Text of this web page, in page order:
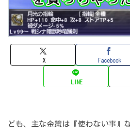
X Facebook
LINE
ども、主な金策は『使わない事』